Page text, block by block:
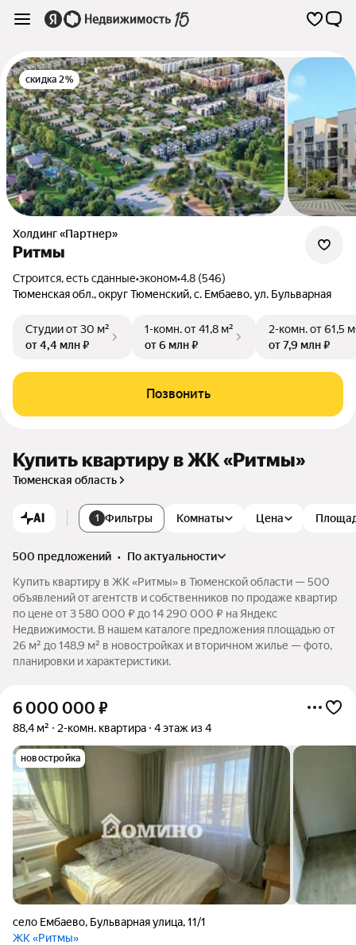
скидка 2%
Холдинг «Партнер»
Ритмы
Строится, есть сданные•эконом•4.8 (546)
Тюменская обл.,округ Тюменский,с. Ембаево,ул. Бульварная
Студииот 30 м²
от 4,4 млн ₽
1-комн.от 41,8 м²
от 6 млн ₽
2-комн.от 61,5
от 7,9 млн ₽
Позвонить
Купить квартиру в ЖК «Ритмы»
Тюменская область
AI 1 Фильтры Комнаты Цена
500 предложений •
по актуальности
Купить квартиру в ЖК «Ритмы» в Тюменской области — 500
объявлений от агентств и собственников по продаже квартир
по цене от 3 580 000 ₽ до 14 290 000 ₽ на Яндекс
Недвижимости. В нашем каталоге предложения площадью от
26 м² до 148,9 м² в новостройках и вторичном жилье — фото,
планировки и характеристики.
6 000 000 ₽
88,4 м² 2-комн. квартира 4 этаж из 4
новостройка
село Ембаево, Бульварная улица,11/1
ЖК «Ритмы»